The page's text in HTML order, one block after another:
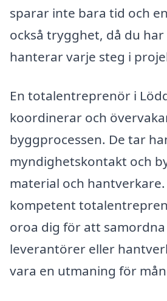
sparar inte bara tid och
också trygghet, då du
hanterar varje steg i
En totalentreprenör i
koordinerar och
byggprocessen. De tar
myndighetskontakt och
material och
kompetent
oroa dig för att samordna
leverantörer eller
vara en utmaning för